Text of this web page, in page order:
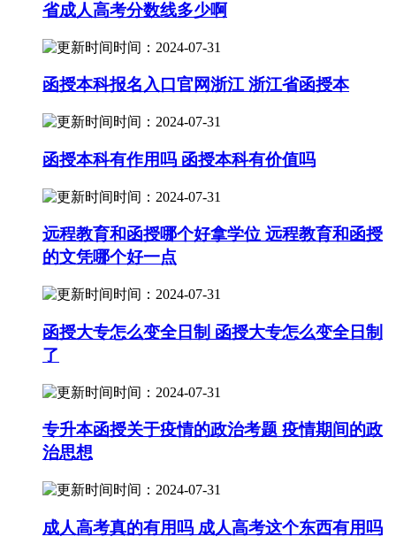
省成人高考分数线多少啊
时间：2024-07-31
函授本科报名入口官网浙江 浙江省函授本
时间：2024-07-31
函授本科有作用吗 函授本科有价值吗
时间：2024-07-31
远程教育和函授哪个好拿学位 远程教育和函授
的文凭哪个好一点
时间：2024-07-31
函授大专怎么变全日制 函授大专怎么变全日制
了
时间：2024-07-31
专升本函授关于疫情的政治考题 疫情期间的政
治思想
时间：2024-07-31
成人高考真的有用吗 成人高考这个东西有用吗